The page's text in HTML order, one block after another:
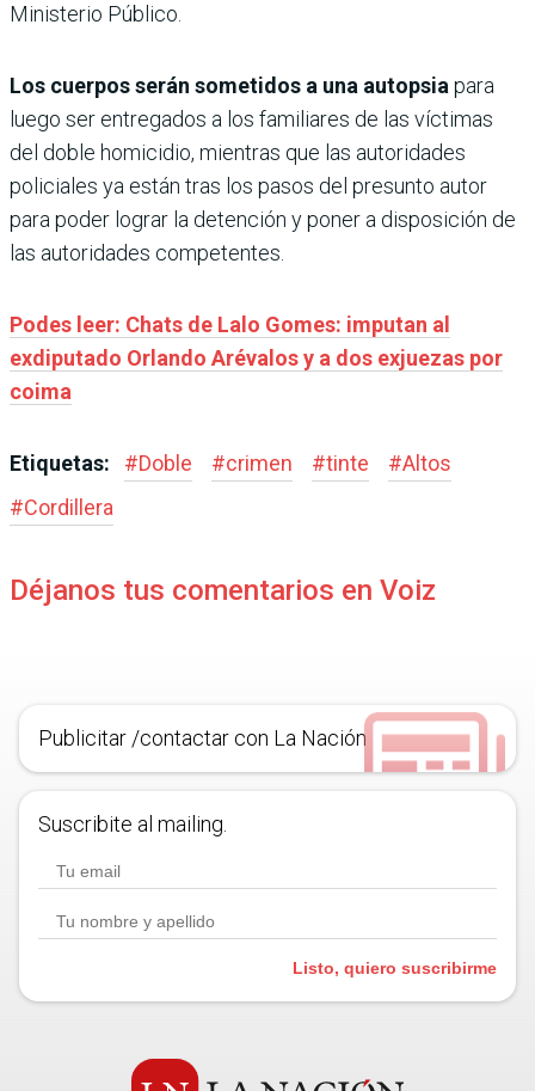
Ministerio Público.
Los cuerpos serán sometidos a una autopsiapara
luego ser entregados a los familiares de las víctimas
del doble homicidio, mientras que las autoridades
policiales ya están tras los pasos del presunto autor
para poder lograr la detención y poner a disposición de
las autoridades competentes.
Podes leer: Chats de Lalo Gomes: imputan al
exdiputado Orlando Arévalos y a dos exjuezas por
coima
Etiquetas: #Doble #crimen #tinte #Altos
#Cordillera
Déjanos tus comentarios en Voiz
Publicitar /contactar con La Nación
Suscribite al mailing.
Listo, quiero suscribirme